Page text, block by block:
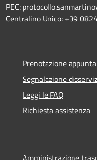
PEC:
Centralino Unico: +39
Prenotazione
Segnalazione
Leggi le FAQ
Richiesta assistenza
Amministrazione